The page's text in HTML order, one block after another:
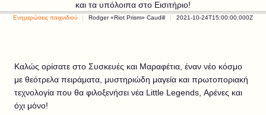
και τα υπόλοιπα στο Εισιτήριο!
Ενημερώσεις παιχνιδιού Rodger «Riot Prism» Caudill 2021-10-24T15:00:00.000Z
Καλώς ορίσατε στο Συσκευές και Μαραφέτια, έναν νέο κόσμο
με θεότρελα πειράματα, μυστηριώδη μαγεία και πρωτοποριακή
τεχνολογία που θα φιλοξενήσει νέα Little Legends, Αρένες και
όχι μόνο!